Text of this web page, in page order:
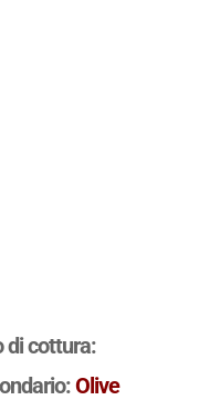
di cottura:
Olive